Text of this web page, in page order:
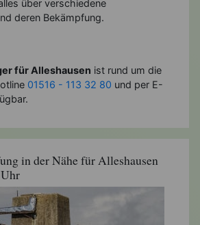
über verschiedene
deren Bekämpfung.
für Alleshausen ist rund um die
01516 - 113 32 80 und per E-
in der Nähe für Alleshausen